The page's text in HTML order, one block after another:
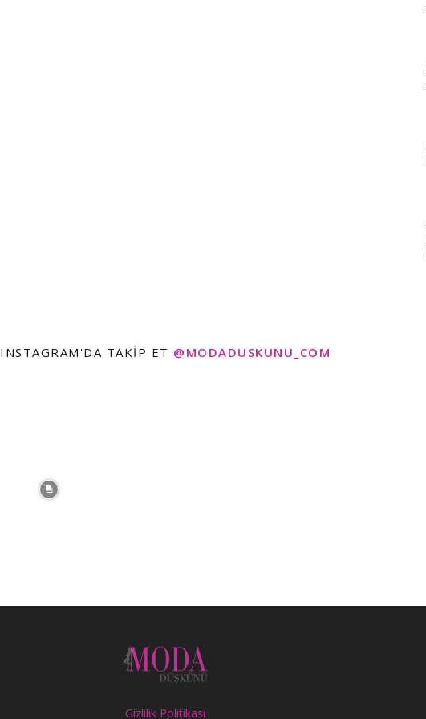
INSTAGRAM'DA TAKIP ET @MODADUSKUNU_COM
Gizlilik Politikası